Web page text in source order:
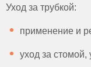
Уход за трубкой:
применение и
уход за стомой,